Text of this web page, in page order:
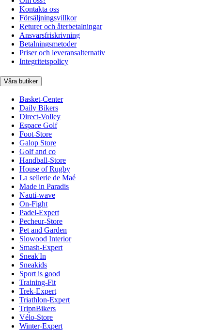
Kontakta oss
Försäljningsvillkor
Returer och återbetalningar
Ansvarsfriskrivning
Betalningsmetoder
Priser och leveransalternativ
Integritetspolicy
Våra butiker
Basket-Center
Daily Bikers
Direct-Volley
Espace Golf
Foot-Store
Galop Store
Golf and co
Handball-Store
House of Rugby
La sellerie de Maé
Made in Paradis
Nauti-wave
On-Fight
Padel-Expert
Pecheur-Store
Pet and Garden
Slowood Interior
Smash-Expert
Sneak'In
Sneakids
Sport is good
Training-Fit
Trek-Expert
Triathlon-Expert
TripnBikers
Vélo-Store
Winter-Expert